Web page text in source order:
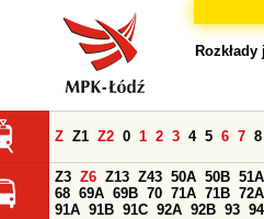
Rozkłady
Z Z1 Z2 0 1 2 3 4 5 6 7 8
Z3 Z6 Z13 Z43 50A 50B 51A
68 69A 69B 70 71A 71B 72A
91A 91B 91C 92A 92B 93 94